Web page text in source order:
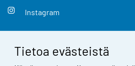
Tietoa evästeistä
Instagram
Yhteystiedot